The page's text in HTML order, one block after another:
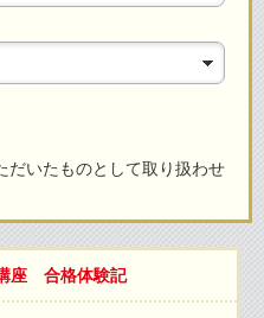
だいたものとして取り扱わせ
座 合格体験記